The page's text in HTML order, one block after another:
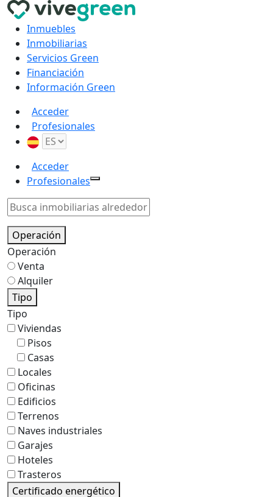
Inmuebles
Inmobiliarias
Servicios Green
Financiación
Información Green
Acceder
Profesionales
Acceder
Profesionales
Operación
Operación
Venta
Alquiler
Tipo
Tipo
Viviendas
Pisos
Casas
Locales
Oficinas
Edificios
Terrenos
Naves industriales
Garajes
Hoteles
Trasteros
Certificado energético